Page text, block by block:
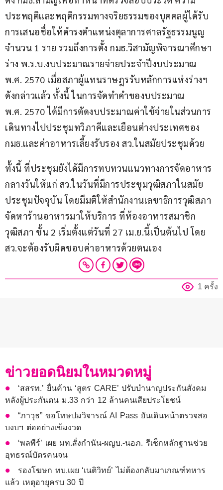
ประพฤติและพฤติกรรมทางจริยธรรมของบุคคลผู้ได้รับ
การเสนอชื่อให้ดำรงตำแหน่งตุลาการศาลรัฐธรรมนูญ
จำนวน 1 ราย รวมถึงการตั้ง กมธ.วิสามัญพิจารณาศึกษา
ร่าง พ.ร.บ.งบประมาณรายจ่ายประจำปีงบประมาณ
พ.ศ. 2570 เมื่อสภาผู้แทนราษฎรรับหลักการแห่งร่างฯ
ดังกล่าวแล้ว ทั้งนี้ ในการจัดทำคำของบประมาณ
พ.ศ. 2570 ได้มีการตัดงบประมาณค่าใช้จ่ายในส่วนการ
เดินทางไปประชุมทวิภาคีและเยือนต่างประเทศของ
กมธ.และค่าอาหารเลี้ยงรับรอง สว.ในสมัยประชุมด้วย
ทั้งนี้ ที่ประชุมยังได้มีการทบทวนแนวทางการจัดอาหาร
กลางวันให้แก่ สว.ในวันที่มีการประชุมวุฒิสภาในสมัย
ประชุมปัจจุบัน โดยมีมติให้สำนักงานเลขาธิการวุฒิสภา
จัดหาร้านอาหารมาให้บริการ ที่ห้องอาหารสมาชิก
วุฒิสภา ชั้น 2 เริ่มตั้งแต่วันที่ 27 เม.ย.นี้เป็นต้นไป โดย
สว.จะต้องรับผิดชอบค่าอาหารด้วยตนเอง
1 ครั้ง
ข่าวยอดนิยมในหมวดหมู่
‘สสรท.’ ยื่นค้าน ‘สูตร CARE’ ปรับบำนาญประกันสังคม
หลังผู้ประกันตน ม.33 กว่า 12 ล้านคนเสียประโยชน์
“ภาวุธ” ขอโทษปมวิจารณ์ AI Pass ยันเดินหน้าตรวจสอ
บงบฯ ต่ออย่างเข้มงวด
‘พลพีร์’ เผย มท.สั่งกำนัน-ผญบ.-นอภ. รีเช็กหลักฐานช่วย
อุทธรณ์บัตรคนจน
รองโฆษก ทบ.เผย ‘เนติวิทย์’ ไม่ต้องกลับมาเกณฑ์ทหาร​
แล้ว เหตุอายุครบ 30 ปี